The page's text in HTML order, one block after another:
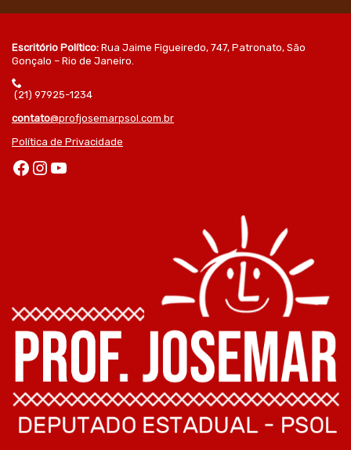
Escritório Político: Rua Jaime Figueiredo, 747, Patronato, São
Gonçalo – Rio de Janeiro.
(21) 97925-1234
contato@profjosemarpsol.com.br
Política de Privacidade
Facebook Instagram Youtube